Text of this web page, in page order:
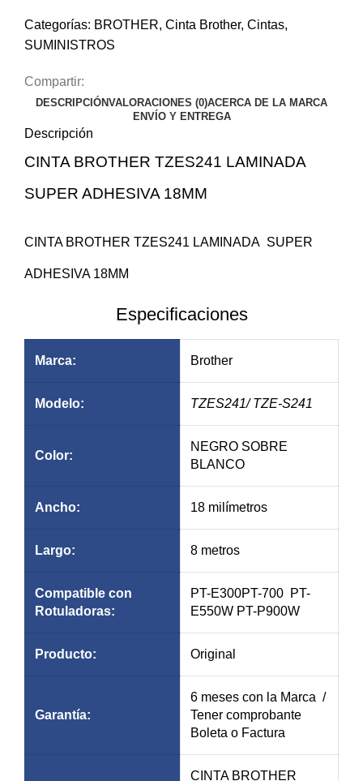
Categorías: BROTHER, Cinta Brother, Cintas,
SUMINISTROS
Compartir:
DESCRIPCIÓNVALORACIONES (0)ACERCA DE LA MARCA
ENVÍO Y ENTREGA
Descripción
CINTA BROTHER TZES241 LAMINADA
SUPER ADHESIVA 18MM
CINTA BROTHER TZES241 LAMINADA SUPER
ADHESIVA 18MM
Especificaciones
Marca: Brother
Modelo: TZES241/ TZE-S241
Color:
NEGRO SOBRE
BLANCO
Ancho: 18 milímetros
Largo: 8 metros
Compatible con
Rotuladoras:
PT-E300PT-700 PT-
E550W PT-P900W
Producto: Original
Garantía:
6 meses con la Marca /
Tener comprobante
Boleta o Factura
CINTA BROTHER